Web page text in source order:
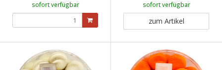
sofort verfügbar sofort verfügbar
zum Artikel